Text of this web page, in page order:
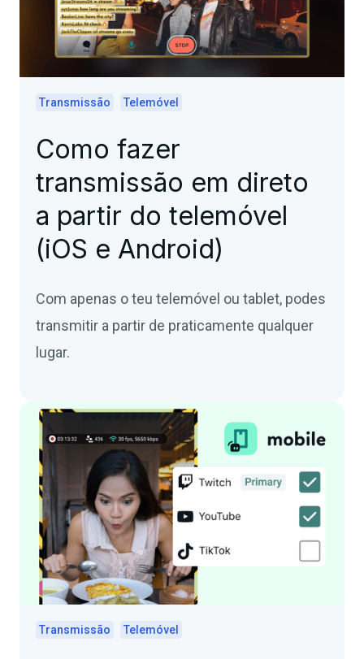
Transmissão Telemóvel
Como fazer
transmissão em direto
a partir do telemóvel
(iOS e Android)
Com apenas o teu telemóvel ou tablet, podes
transmitir a partir de praticamente qualquer
lugar.
Transmissão Telemóvel